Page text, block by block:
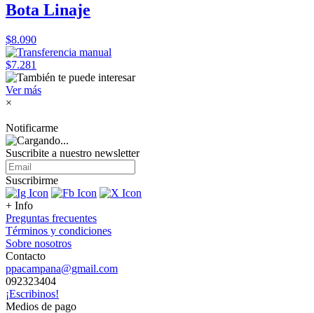
Bota Linaje
$8.090
$7.281
Ver más
×
Notificarme
Suscribite a nuestro newsletter
Suscribirme
+ Info
Preguntas frecuentes
Términos y condiciones
Sobre nosotros
Contacto
ppacampana@gmail.com
092323404
¡Escribinos!
Medios de pago